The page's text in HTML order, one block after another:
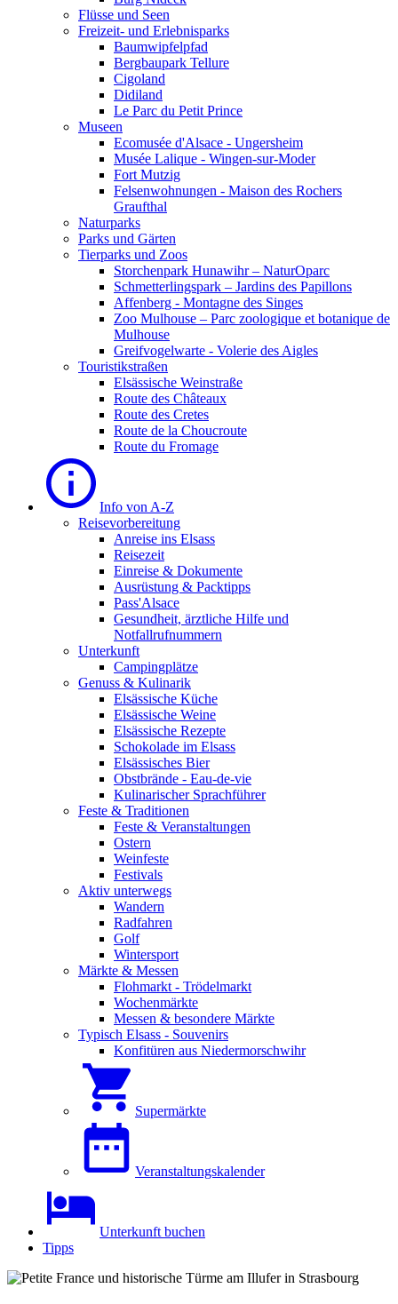
Flüsse und Seen
Freizeit- und Erlebnisparks
Baumwipfelpfad
Bergbaupark Tellure
Cigoland
Didiland
Le Parc du Petit Prince
Museen
Ecomusée d'Alsace - Ungersheim
Musée Lalique - Wingen-sur-Moder
Fort Mutzig
Felsenwohnungen - Maison des Rochers
Graufthal
Naturparks
Parks und Gärten
Tierparks und Zoos
Storchenpark Hunawihr – NaturOparc
Schmetterlingspark – Jardins des Papillons
Affenberg - Montagne des Singes
Zoo Mulhouse – Parc zoologique et botanique de
Mulhouse
Greifvogelwarte - Volerie des Aigles
Touristikstraßen
Elsässische Weinstraße
Route des Châteaux
Route des Cretes
Route de la Choucroute
Route du Fromage
Info von A-Z
Reisevorbereitung
Anreise ins Elsass
Reisezeit
Einreise & Dokumente
Ausrüstung & Packtipps
Pass'Alsace
Gesundheit, ärztliche Hilfe und
Notfallrufnummern
Unterkunft
Campingplätze
Genuss & Kulinarik
Elsässische Küche
Elsässische Weine
Elsässische Rezepte
Schokolade im Elsass
Elsässisches Bier
Obstbrände - Eau-de-vie
Kulinarischer Sprachführer
Feste & Traditionen
Feste & Veranstaltungen
Ostern
Weinfeste
Festivals
Aktiv unterwegs
Wandern
Radfahren
Golf
Wintersport
Märkte & Messen
Flohmarkt - Trödelmarkt
Wochenmärkte
Messen & besondere Märkte
Typisch Elsass - Souvenirs
Konfitüren aus Niedermorschwihr
Supermärkte
Veranstaltungskalender
Unterkunft buchen
Tipps